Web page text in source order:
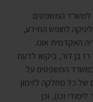
למשרד המשפטים
בקליניקה לחופש המידע,
האקדמית אונו.
בן דור, ביקשו לדעת
המשפטים על
של כל מחלקה לזימון
וכו), וכן